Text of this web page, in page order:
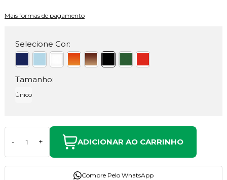
Mais formas de pagamento
Selecione Cor:
Tamanho:
Único
- + ADICIONAR AO CARRINHO
Compre Pelo WhatsApp